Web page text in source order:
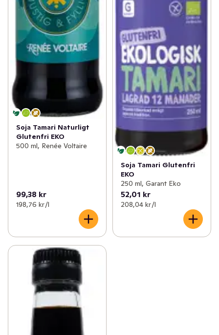
Soja Tamari Naturligt
Glutenfri EKO
500 ml, Renée Voltaire
99,38 kr
198,76 kr /l
Soja Tamari Glutenfri
EKO
250 ml, Garant Eko
52,01 kr
208,04 kr /l